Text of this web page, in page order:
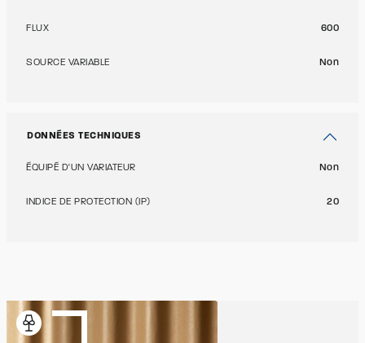
FLUX 600
SOURCE VARIABLE Non
DONNÉES TECHNIQUES
ÉQUIPÉ D'UN VARIATEUR Non
INDICE DE PROTECTION (IP) 20